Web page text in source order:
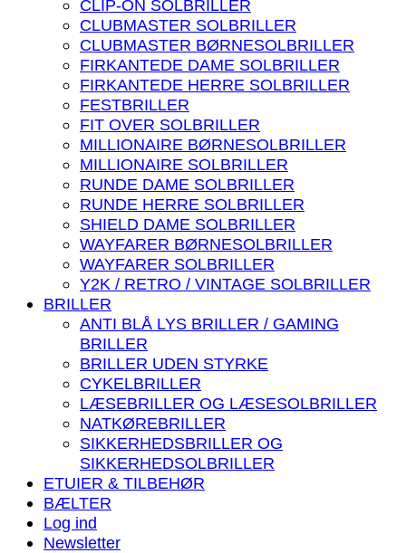
CLIP-ON SOLBRILLER
CLUBMASTER SOLBRILLER
CLUBMASTER BØRNESOLBRILLER
FIRKANTEDE DAME SOLBRILLER
FIRKANTEDE HERRE SOLBRILLER
FESTBRILLER
FIT OVER SOLBRILLER
MILLIONAIRE BØRNESOLBRILLER
MILLIONAIRE SOLBRILLER
RUNDE DAME SOLBRILLER
RUNDE HERRE SOLBRILLER
SHIELD DAME SOLBRILLER
WAYFARER BØRNESOLBRILLER
WAYFARER SOLBRILLER
Y2K / RETRO / VINTAGE SOLBRILLER
BRILLER
ANTI BLÅ LYS BRILLER / GAMING
BRILLER
BRILLER UDEN STYRKE
CYKELBRILLER
LÆSEBRILLER OG LÆSESOLBRILLER
NATKØREBRILLER
SIKKERHEDSBRILLER OG
SIKKERHEDSOLBRILLER
ETUIER & TILBEHØR
BÆLTER
Log ind
Newsletter